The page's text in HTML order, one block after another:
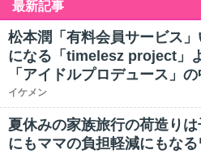
最新記事
松本潤「有料会員サービス
になる「timelesz project」
「アイドルプロデュース」
イケメン
夏休みの家族旅行の荷造り
にもママの負担軽減にもなる